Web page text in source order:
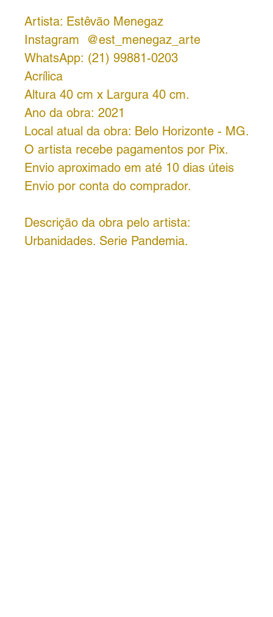
Artista: Estêvão Menegaz
Instagram @est_menegaz_arte
WhatsApp: (21) 99881-0203
Acrílica
Altura 40 cm x Largura 40 cm.
Ano da obra: 2021
Local atual da obra: Belo Horizonte - MG.
O artista recebe pagamentos por Pix.
Envio aproximado em até 10 dias úteis
Envio por conta do comprador.
Descrição da obra pelo artista:
Urbanidades. Serie Pandemia.